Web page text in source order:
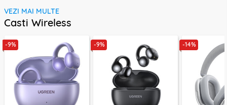
VEZI MAI MULTE
Casti Wireless
-9% -9% -14%